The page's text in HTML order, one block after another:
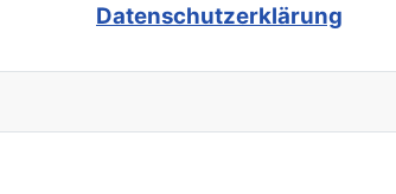
Datenschutzerklärung